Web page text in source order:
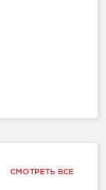
СМОТРЕТЬ ВСЕ